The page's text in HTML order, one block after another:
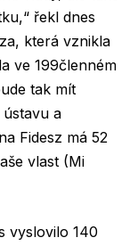
řekl dnes
která vznikla
ve 199členném
tak mít
a
Fidesz má 52
vlast (Mi
vyslovilo 140